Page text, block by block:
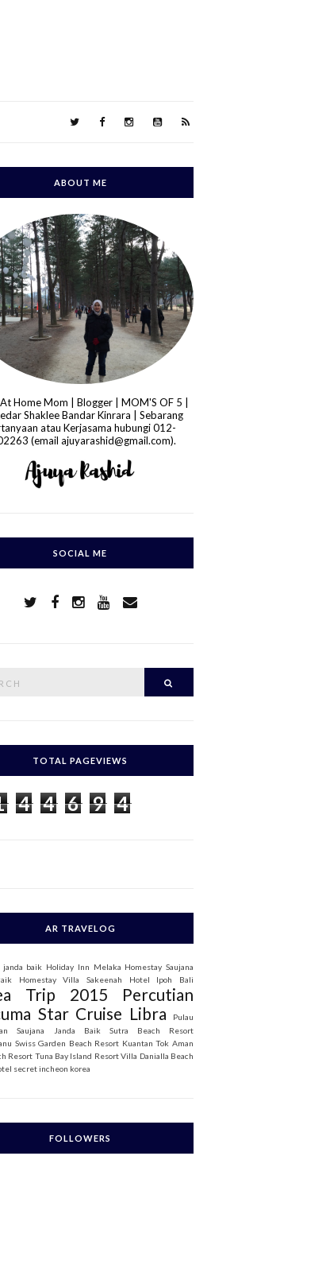
ABOUT ME
Home Mom | Blogger | MOM'S OF 5 |
Shaklee Bandar Kinrara | Sebarang
atau Kerjasama hubungi 012-
(email ajuyarashid@gmail.com).
SOCIAL ME
TOTAL PAGEVIEWS
4 4 6 9 4
AR TRAVELOG
baik Holiday Inn Melaka Homestay Saujana
Homestay Villa Sakeenah Hotel Ipoh Bali
Trip 2015
Percutian
Star Cruise Libra
Pulau
Saujana Janda Baik
Sutra Beach Resort
Swiss Garden Beach Resort Kuantan Tok Aman
Resort Tuna Bay Island Resort Villa Danialla Beach
secret incheon korea
FOLLOWERS